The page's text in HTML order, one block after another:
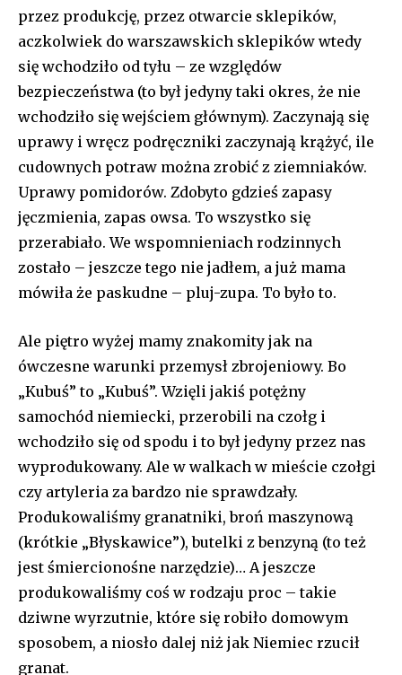
przez produkcję, przez otwarcie sklepików,
aczkolwiek do warszawskich sklepików wtedy
się wchodziło od tyłu – ze względów
bezpieczeństwa (to był jedyny taki okres, że nie
wchodziło się wejściem głównym). Zaczynają się
uprawy i wręcz podręczniki zaczynają krążyć, ile
cudownych potraw można zrobić z ziemniaków.
Uprawy pomidorów. Zdobyto gdzieś zapasy
jęczmienia, zapas owsa. To wszystko się
przerabiało. We wspomnieniach rodzinnych
zostało – jeszcze tego nie jadłem, a już mama
mówiła że paskudne – pluj-zupa. To było to.
Ale piętro wyżej mamy znakomity jak na
ówczesne warunki przemysł zbrojeniowy. Bo
„Kubuś” to „Kubuś”. Wzięli jakiś potężny
samochód niemiecki, przerobili na czołg i
wchodziło się od spodu i to był jedyny przez nas
wyprodukowany. Ale w walkach w mieście czołgi
czy artyleria za bardzo nie sprawdzały.
Produkowaliśmy granatniki, broń maszynową
(krótkie „Błyskawice”), butelki z benzyną (to też
jest śmiercionośne narzędzie)… A jeszcze
produkowaliśmy coś w rodzaju proc – takie
dziwne wyrzutnie, które się robiło domowym
sposobem, a niosło dalej niż jak Niemiec rzucił
granat.